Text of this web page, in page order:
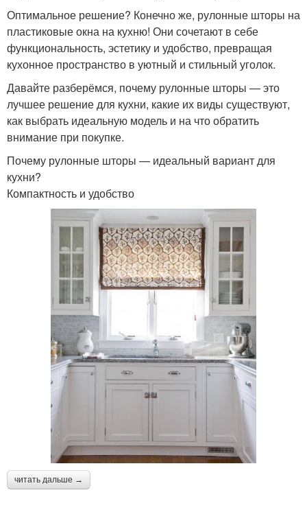
Оптимальное решение? Конечно же, рулонные шторы на
пластиковые окна на кухню! Они сочетают в себе
функциональность, эстетику и удобство, превращая
кухонное пространство в уютный и стильный уголок.
Давайте разберёмся, почему рулонные шторы — это
лучшее решение для кухни, какие их виды существуют,
как выбрать идеальную модель и на что обратить
внимание при покупке.
Почему рулонные шторы — идеальный вариант для
кухни?
Компактность и удобство
читать дальше →